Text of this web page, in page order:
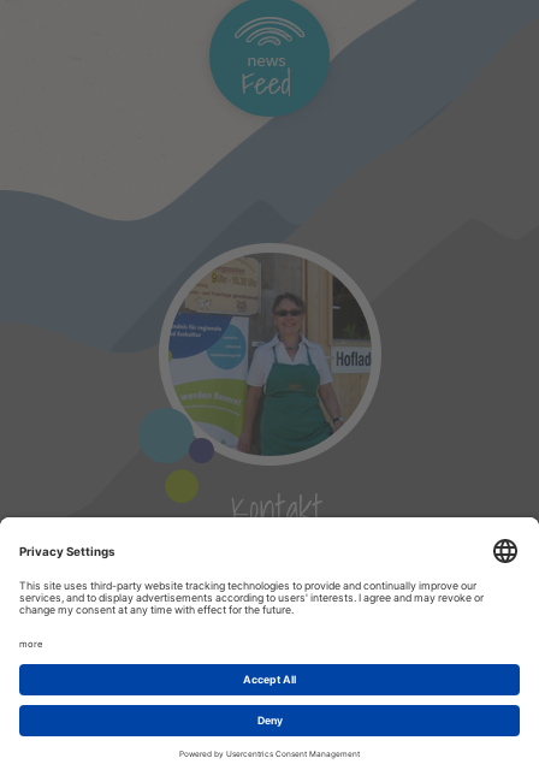
Kontakt
Impressum Datenschutz|Cookies
Marketing Factory